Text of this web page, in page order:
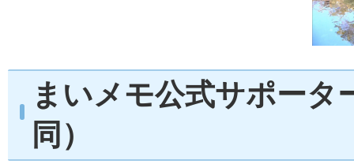
まいメモ公式サポータ
同）